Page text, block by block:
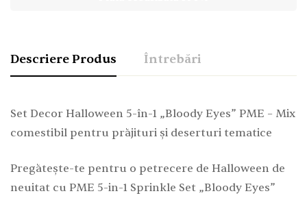
Descriere Produs Întrebări
Set Decor Halloween 5-în-1 „Bloody Eyes” PME – Mix
comestibil pentru prăjituri și deserturi tematice
Pregătește-te pentru o petrecere de Halloween de
neuitat cu PME 5-in-1 Sprinkle Set „Bloody Eyes”